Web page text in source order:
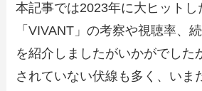
本記事では2023年に大ヒットし
「VIVANT」の考察や視聴率、
を紹介しましたがいかがでした
されていない伏線も多く、いま